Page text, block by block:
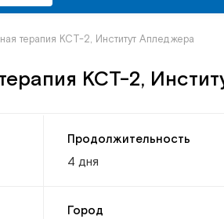
терапия КСТ-2, Институт Апледжера
КСТ-2,
Продолжительность
4 дня
Город